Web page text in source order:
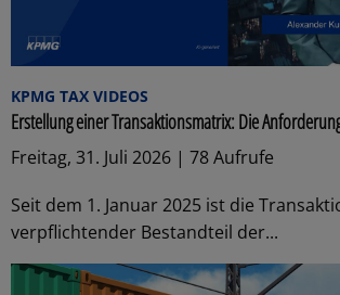
KPMG TAX VIDEOS
Erstellung einer Transaktionsmatrix: Die
Freitag, 31. Juli 2026 | 78 Aufrufe
Seit dem 1. Januar 2025 ist die
verpflichtender Bestandteil der...